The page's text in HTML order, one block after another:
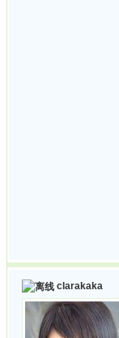
clarakaka